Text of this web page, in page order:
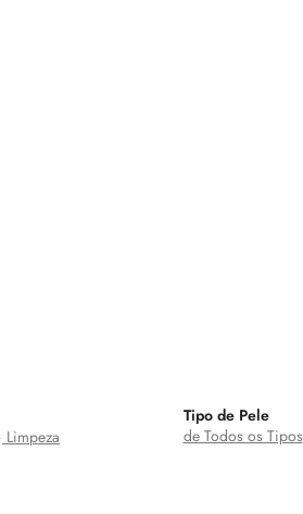
Limpeza
Tipo de Pele
de Todos os Tipos